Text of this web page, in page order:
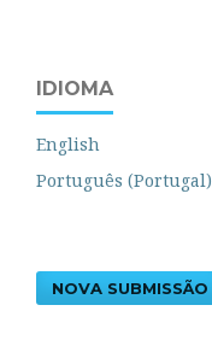
IDIOMA
English
Português (Portugal)
NOVA SUBMISSÃO